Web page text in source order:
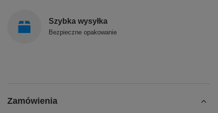
Szybka wysyłka
Bezpieczne opakowanie
Zamówienia